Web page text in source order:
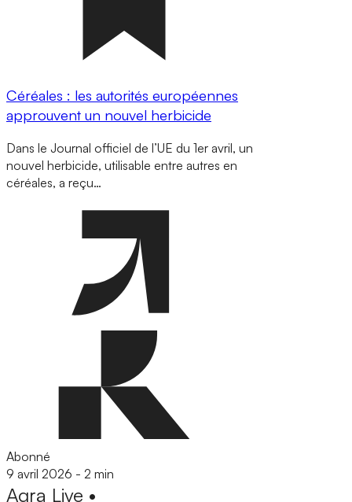
Céréales : les autorités européennes
approuvent un nouvel herbicide
Dans le Journal officiel de l’UE du 1er avril, un
nouvel herbicide, utilisable entre autres en
céréales, a reçu…
Abonné
9 avril 2026 - 2 min
Agra Live •